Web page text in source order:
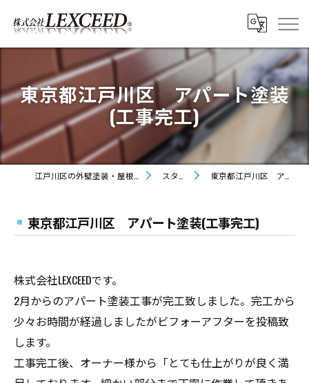
東京都江戸川区 アパート塗装
(工事完工)
スタッフ日記 東京都江戸川区 アパート塗装(工事完工)
東京都江戸川区 アパート塗装(工事完工)
株式会社LEXCEEDです。
2月からのアパート塗装工事が完工致しました。完工から
少々お時間が経過しましたがビフォーアフターを投稿致
します。
工事完工後、オーナー様から「とても仕上がりが良く満